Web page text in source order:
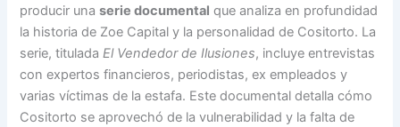
producir unaserie documental que analiza en profundidad
la historia de Zoe Capital y la personalidad de Cositorto. La
serie, tituladaEl Vendedor de Ilusiones, incluye entrevistas
con expertos financieros, periodistas, ex empleados y
varias víctimas de la estafa. Este documental detalla cómo
Cositorto se aprovechó de la vulnerabilidad y la falta de